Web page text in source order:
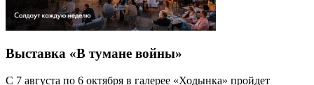
Выставка «В тумане войны»
С 7 августа по 6 октября в галерее «Ходынка» пройдет